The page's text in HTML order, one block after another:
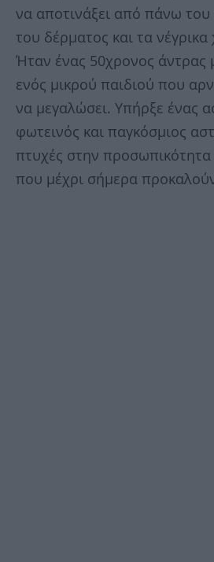
να αποτινάξει από πάνω
του δέρματος και τα νέγρικα
Ήταν ένας 50χρονος άντρας
ενός μικρού παιδιού που
να μεγαλώσει. Υπήρξε ένας
φωτεινός και παγκόσμιος
πτυχές στην
που μέχρι σήμερα